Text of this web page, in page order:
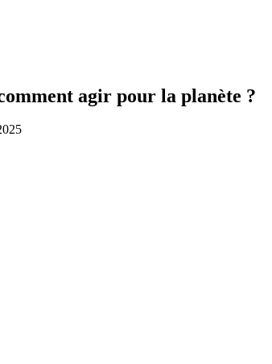
agir pour la planète ?